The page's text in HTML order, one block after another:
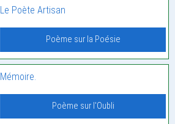
Le Poète Artisan
Poème sur la Poésie
Mémoire.
Poème sur l'Oubli